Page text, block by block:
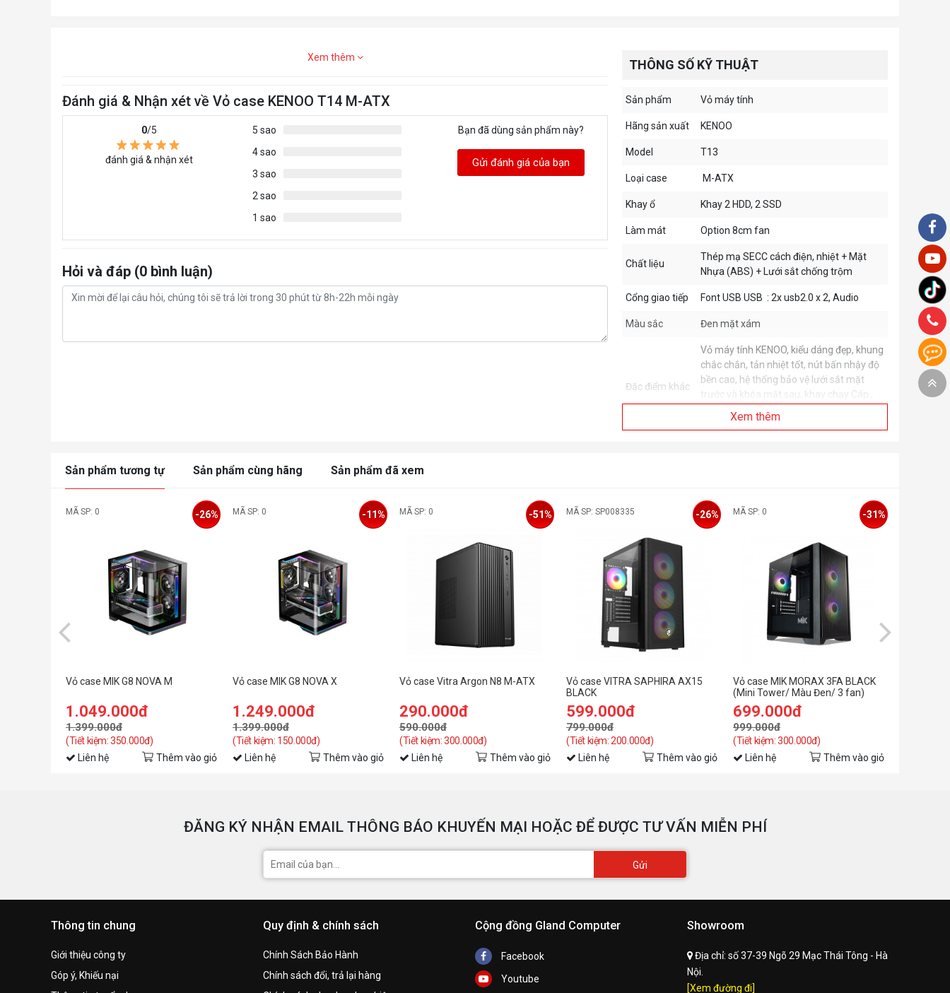
Xem thêm
Đánh giá & Nhận xét về Vỏ case KENOO T14 M-ATX
0/5
đánh giá & nhận xét
5 sao
4 sao
3 sao
2 sao
1 sao
Bạn đã dùng sản phẩm này?
Gửi đánh giá của bạn
Hỏi và đáp (0 bình luận)
THÔNG SỐ KỸ THUẬT
Sản phẩm Vỏ máy tính
Hãng sản xuất KENOO
Model T13
Loại case M-ATX
Khay ổ Khay 2 HDD, 2 SSD
Làm mát Option 8cm fan
Chất liệu
Thép mạ SECC cách điện, nhiệt + Mặt
Nhựa (ABS) + Lưới sắt chống trộm
Cổng giao tiếp Font USB USB : 2x usb2.0 x 2, Audio
Màu sắc Đen mặt xám
Đặc điểm khác
Vỏ máy tính KENOO, kiểu dáng đẹp, khung
chắc chắn, tản nhiệt tốt, nút bấn nhậy độ
bền cao, hệ thống bảo vệ lưới sắt mặt
trước và khóa mặt sau, khay chạy Cáp ,
Chất liệu nhựa không tái chế bảo vệ môi
trường .
bảo bì
L380 x W210 x H345mm
Xem thêm
Sản phẩm tương tự Sản phẩm cùng hãng Sản phẩm đã xem
MÃ SP: 0
Vỏ case MIK G8 NOVA M
1.049.000đ
1.399.000đ
(Tiết kiệm: 350.000đ)
-26%
Liên hệ Thêm vào giỏ
MÃ SP: 0
Vỏ case MIK G8 NOVA X
1.249.000đ
1.399.000đ
(Tiết kiệm: 150.000đ)
-11%
Liên hệ Thêm vào giỏ
MÃ SP: 0
Vỏ case Vitra Argon N8 M-ATX
290.000đ
590.000đ
(Tiết kiệm: 300.000đ)
-51%
Liên hệ Thêm vào giỏ
MÃ SP: SP008335
Vỏ case VITRA SAPHIRA AX15
BLACK
599.000đ
799.000đ
(Tiết kiệm: 200.000đ)
-26%
Liên hệ Thêm vào giỏ
MÃ SP: 0
Vỏ case MIK MORAX 3FA BLACK
(Mini Tower/ Màu Đen/ 3 fan)
699.000đ
999.000đ
(Tiết kiệm: 300.000đ)
-31%
Liên hệ Thêm vào giỏ
ĐĂNG KÝ NHẬN EMAIL THÔNG BÁO KHUYẾN MẠI HOẶC ĐỂ ĐƯỢC TƯ VẤN MIỄN PHÍ
Gửi
Thông tin chung
Giới thiệu công ty
Góp ý, Khiếu nại
Quy định & chính sách
Chính Sách Bảo Hành
Chính sách đổi, trả lại hàng
Cộng đồng Gland Computer
Facebook
Youtube
Showroom
Địa chỉ: số 37-39 Ngõ 29 Mạc Thái Tông - Hà
Nội.
[Xem đường đi]